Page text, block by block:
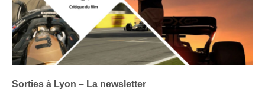
Sorties à Lyon – La newsletter